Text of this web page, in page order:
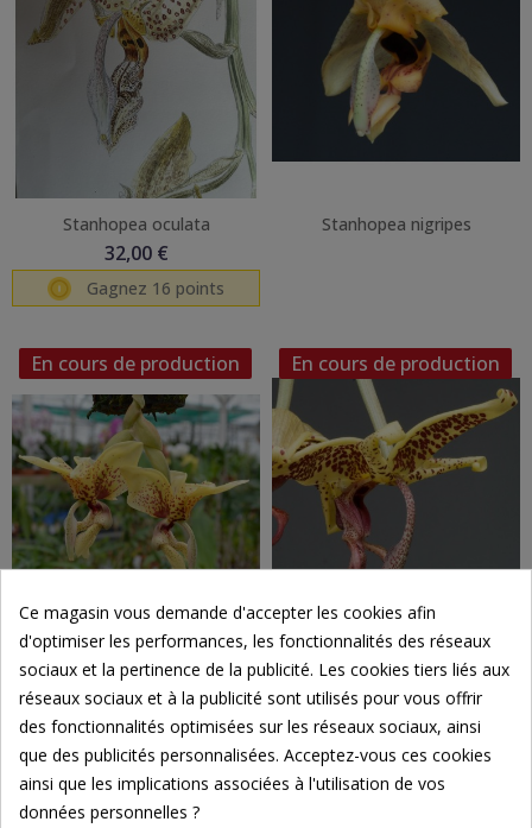
Stanhopea oculata
32,00 €
Gagnez 16 points
Stanhopea nigripes
En cours de production
Stanhopea (saccata x madouxiana) x tigrina
En cours de production
Ce magasin vous demande d'accepter les cookies afin
d'optimiser les performances, les fonctionnalités des réseaux
sociaux et la pertinence de la publicité. Les cookies tiers liés aux
réseaux sociaux et à la publicité sont utilisés pour vous offrir
des fonctionnalités optimisées sur les réseaux sociaux, ainsi
que des publicités personnalisées. Acceptez-vous ces cookies
ainsi que les implications associées à l'utilisation de vos
données personnelles ?